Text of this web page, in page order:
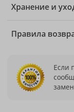
Хранение и
Правила
Если